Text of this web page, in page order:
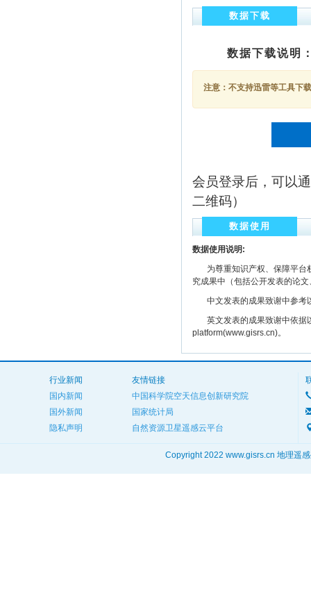
数据下载
数据下载说明
注意：不支持迅雷等工具下
会员登录后，可以
二维码）
数据使用
数据使用说明:
为尊重知识产权、保障平台
究成果中（包括公开发表的论
中文发表的成果致谢中参考
英文发表的成果致谢中依据
platform(www.gisrs.cn)。
行业新闻
国内新闻
国外新闻
隐私声明
友情链接
中国科学院空天信息创新研究院
国家统计局
自然资源卫星遥感云平台
Copyright 2022 www.gisrs.cn 地理遥